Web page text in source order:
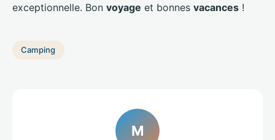
exceptionnelle. Bon voyage et bonnes vacances !
Camping
M